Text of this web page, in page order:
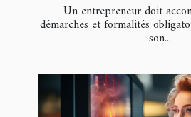
Un entrepreneur doit
démarches et formalités
son...